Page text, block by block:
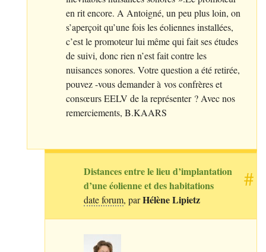
en rit encore. A Antoigné, un peu plus loin, on
s’aperçoit qu’une fois les éoliennes installées,
c’est le promoteur lui même qui fait ses études
de suivi, donc rien n’est fait contre les
nuisances sonores. Votre question a été retirée,
pouvez -vous demander à vos confrères et
consœursEELV de la représenter ? Avec nos
remerciements, B.KAARS
#
Distances entre le lieu d’implantation
d’une éolienne et des habitations
date forum, parHélène Lipietz